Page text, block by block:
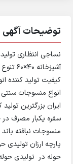
توضیحات آگهی
کیفیت تولید کننده
انواع منسوجات سنتی
ایران بزرگترین
سفره یکبار مصرف در
منسوجات نبافته
پارچه ارزان
حوله در تولیدی